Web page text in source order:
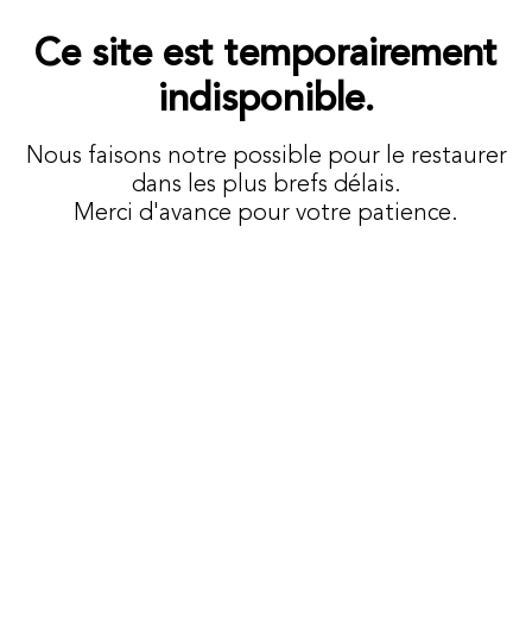
Ce site est temporairement
indisponible.
Nous faisons notre possible pour le restaurer
dans les plus brefs délais.
Merci d'avance pour votre patience.